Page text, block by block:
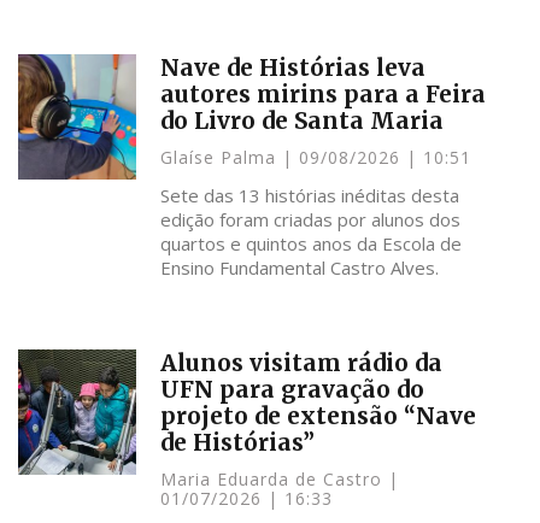
Nave de Histórias leva
autores mirins para a Feira
do Livro de Santa Maria
Glaíse Palma 09/08/2026 10:51
Sete das 13 histórias inéditas desta
edição foram criadas por alunos dos
quartos e quintos anos da Escola de
Ensino Fundamental Castro Alves.
Alunos visitam rádio da
UFN para gravação do
projeto de extensão “Nave
de Histórias”
Maria Eduarda de Castro
01/07/2026
16:33